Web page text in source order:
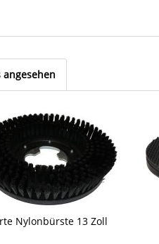
Nylonbürste 13 Zoll